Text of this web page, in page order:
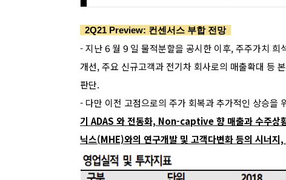
2Q21 Preview: 컨센서스 부합 전망
- 지난 6 월 9 일 물적분할을 공시한 이후, 주주가치
개선, 주요 신규고객과 전기차 회사로의 매출확대 등
판단.
- 다만 이전 고점으로의 주가 회복과 추가적인 상승
기 ADAS 와 전동화, Non-captive 향 매출과 수주상
닉스(MHE)와의 연구개발 및 고객다변화 등의 시너지